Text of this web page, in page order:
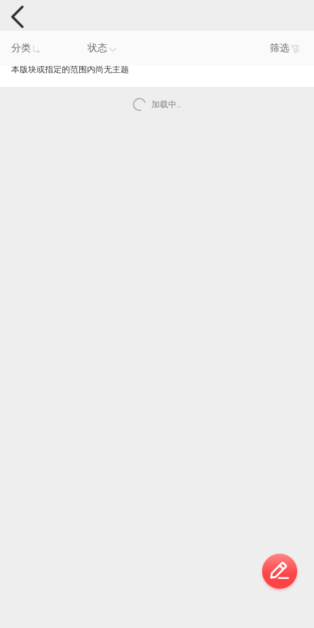
手机反馈
分类 状态 筛选
本版块或指定的范围内尚无主题
加载中..